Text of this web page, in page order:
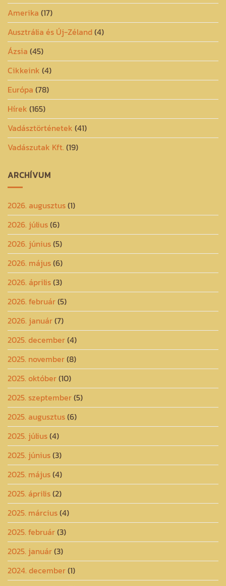
Amerika (17)
Ausztrália és Új-Zéland(4)
Ázsia (45)
Cikkeink (4)
Európa (78)
Hírek (165)
Vadásztörténetek (41)
Vadászutak Kft. (19)
ARCHÍVUM
2026. augusztus(1)
2026. július(6)
2026. június(5)
2026. május(6)
2026. április(3)
2026. február(5)
2026. január(7)
2025. december(4)
2025. november(8)
2025. október(10)
2025. szeptember(5)
2025. augusztus(6)
2025. július(4)
2025. június(3)
2025. május(4)
2025. április(2)
2025. március(4)
2025. február(3)
2025. január(3)
2024. december(1)